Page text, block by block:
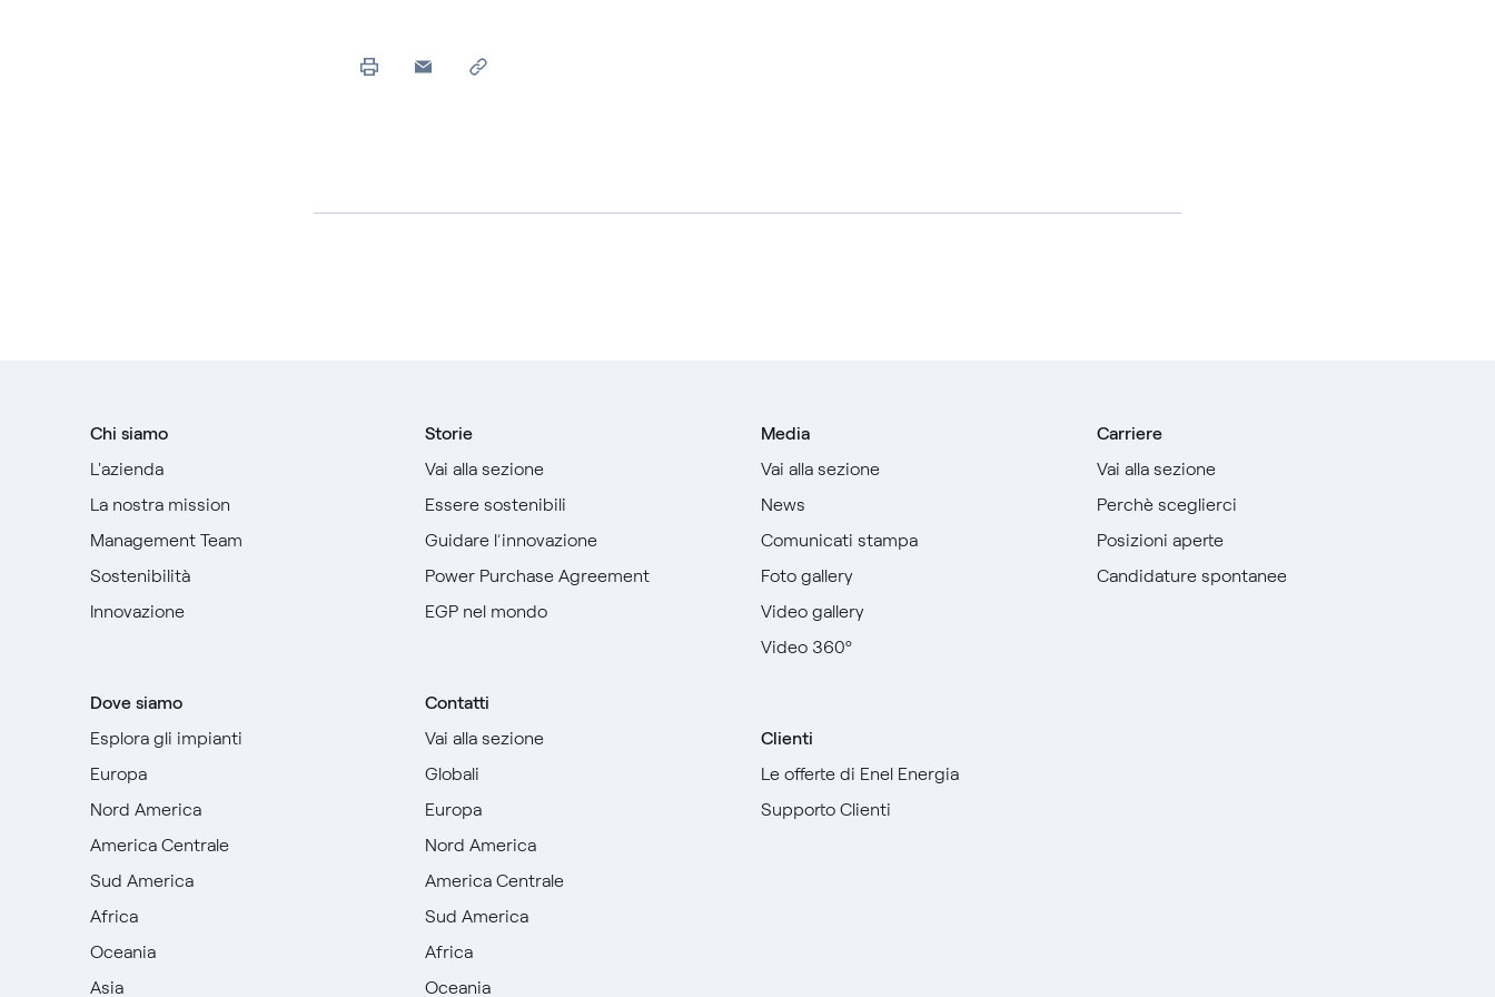
Chi siamo
L'azienda
La nostra mission
Management Team
Sostenibilità
Innovazione
Dove siamo
Esplora gli impianti
Europa
Nord America
America Centrale
Sud America
Africa
Oceania
Asia
Storie
Vai alla sezione
Essere sostenibili
Guidare l’innovazione
Power Purchase Agreement
EGP nel mondo
Contatti
Vai alla sezione
Globali
Europa
Nord America
America Centrale
Sud America
Africa
Oceania
Media
Vai alla sezione
News
Comunicati stampa
Foto gallery
Video gallery
Video 360º
Clienti
Le offerte di Enel Energia
Supporto Clienti
Carriere
Vai alla sezione
Perchè sceglierci
Posizioni aperte
Candidature spontanee